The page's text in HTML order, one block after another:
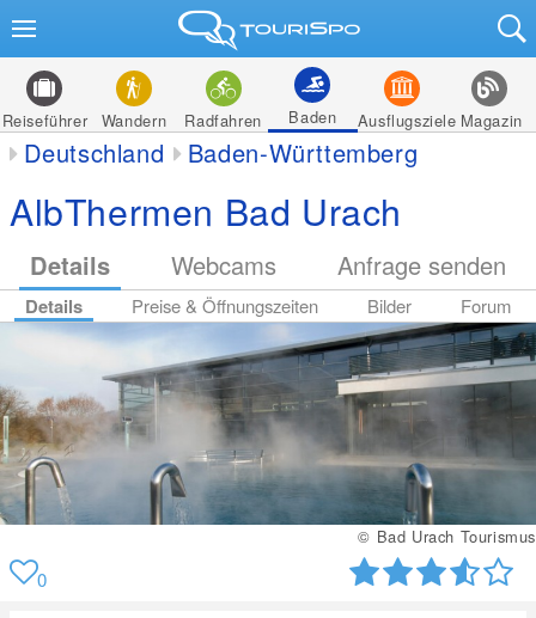
Reiseführer Wandern Radfahren Baden Ausflugsziele Magazin
Deutschland Baden-Württemberg
AlbThermen Bad Urach
Details Webcams Anfrage senden
Details Preise & Öffnungszeiten Bilder Forum
© Bad Urach Tourismus
0